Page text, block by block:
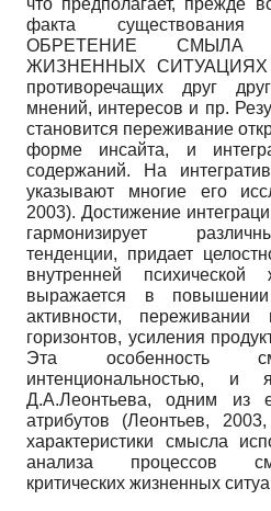
что предполагает, прежде
факта
ОБРЕТЕНИЕ СМЫЛА
ЖИЗНЕННЫХ СИТУАЦИЯХ
противоречащих друг
мнений, интересов и пр.
становится переживание
форме инсайта, и
содержаний. На
указывают многие его
2003). Достижение
гармонизирует
тенденции, придает
внутренней
выражается в повышении
активности,
горизонтов, усиления
Эта особенность
интенциональностью,
Д.А.Леонтьева, одним из
атрибутов (Леон­тьев,
характеристики смысла
анализа процессов
критических жизненных